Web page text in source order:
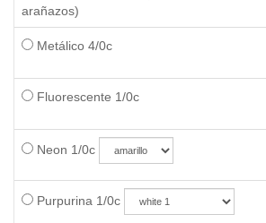
arañazos)
Metálico 4/0c
Fluorescente 1/0c
Neon 1/0c
Purpurina 1/0c